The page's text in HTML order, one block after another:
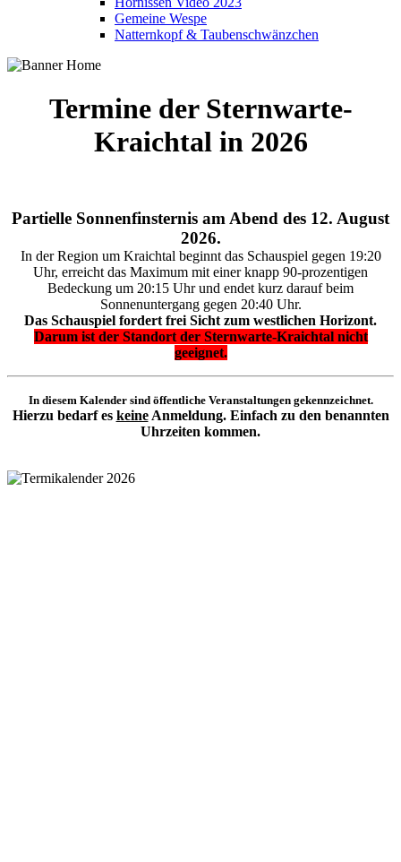
Gemeine Wespe
Natternkopf & Taubenschwänzchen
Termine der Sternwarte-
Kraichtal in 2026
Partielle Sonnenfinsternis am Abend des 12. August
2026.
In der Region um Kraichtal beginnt das Schauspiel gegen 19:20
Uhr, erreicht das Maximum mit einer knapp 90-prozentigen
Bedeckung um 20:15 Uhr und endet kurz darauf beim
Sonnenuntergang gegen 20:40 Uhr.
Das Schauspiel fordert frei Sicht zum westlichen Horizont.
Darum ist der Standort der Sternwarte-Kraichtal nicht
geeignet.
In diesem Kalender sind öffentliche Veranstaltungen gekennzeichnet.
Hierzu bedarf es keineAnmeldung. Einfach zu den benannten
Uhrzeiten kommen.